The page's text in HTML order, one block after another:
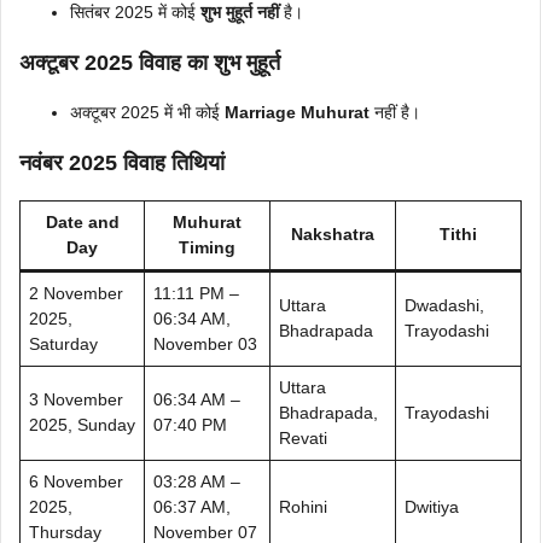
सितंबर 2025 में कोईशुभ मुहूर्त नहींहै।
अक्टूबर 2025 विवाह का शुभ मुहूर्त
अक्टूबर 2025 में भी कोई Marriage Muhurat नहीं है।
नवंबर 2025 विवाह तिथियां
Date and
Day
Muhurat
Timing
Nakshatra Tithi
2 November
2025,
Saturday
11:11 PM –
06:34 AM,
November 03
Uttara
Bhadrapada
Dwadashi,
Trayodashi
3 November
2025, Sunday
06:34 AM –
07:40 PM
Uttara
Bhadrapada,
Revati
Trayodashi
6 November
2025,
Thursday
03:28 AM –
06:37 AM,
November 07
Rohini Dwitiya